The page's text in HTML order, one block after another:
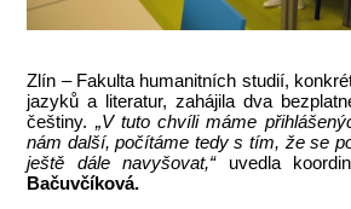
Zlín – Fakulta humanitních studií,
jazyků a literatur, zahájila dva
češtiny. „V tuto chvíli máme
nám další, počítáme tedy s tím, že se
ještě dále navyšovat,“uvedla
Bačuvčíková.